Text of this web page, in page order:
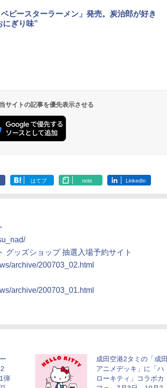
円～
円～
ベビースターラーメン」発売。炭治郎が好き
にぎり味”
サイトの記事を優先表示させる
はてブ note LinkedIn
グッズショップ 抽選入場予約サイト
archive/200703_02.html
archive/200703_01.html
弾
成田空港2タミの「成田
アニメデッキ」に「ハ
ローキティ」コラボカ